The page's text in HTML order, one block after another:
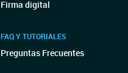
Firma digital
FAQ Y TUTORIALES
Preguntas Frecuentes